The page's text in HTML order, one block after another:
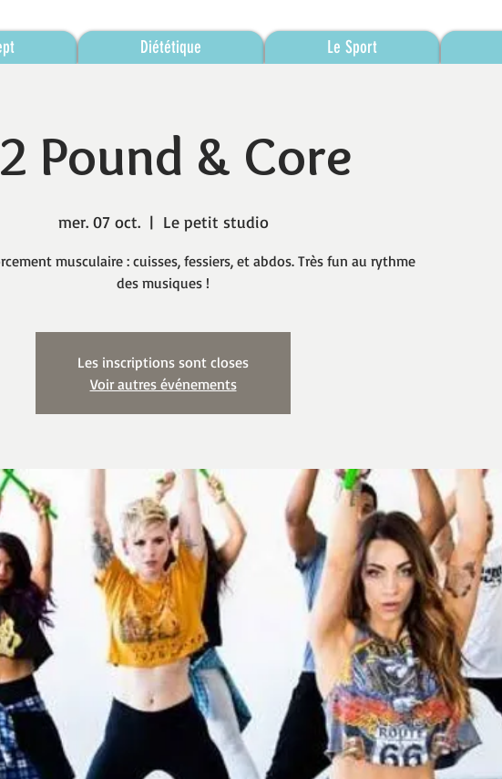
Diététique Le Sport
Pound & Core
mer. 07 oct.
  |
Le petit studio
musculaire : cuisses, fessiers, et abdos. Très fun au rythme
des musiques !
Les inscriptions sont closes
Voir autres événements